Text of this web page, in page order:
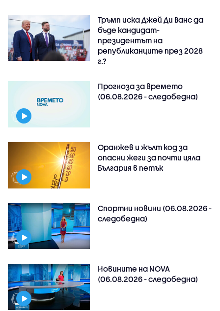
Тръмп иска Джей Ди Ванс да
бъде кандидат-
президентът на
републиканците през 2028
г.?
Прогноза за времето
(06.08.2026 - следобедна)
Оранжев и жълт код за
опасни жеги за почти цяла
България в петък
Спортни новини (06.08.2026 -
следобедна)
Новините на NOVA
(06.08.2026 - следобедна)